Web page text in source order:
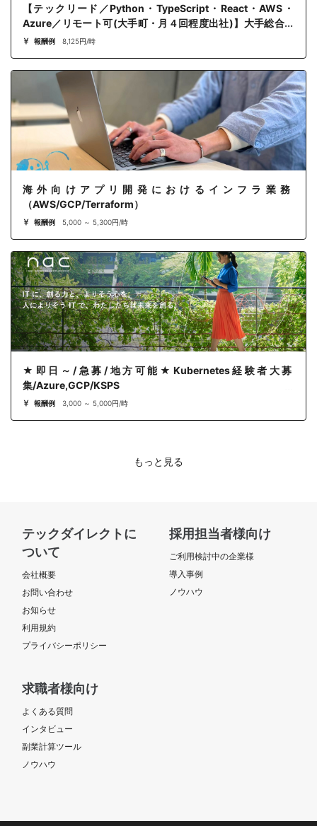
【テックリード／Python・TypeScript・React・AWS・
Azure／リモート可(大手町・月４回程度出社)】大手総合商
社DX・生成AIプロダクト開発支援業務
報酬例 8,125円/時
海外向けアプリ開発におけるインフラ業務
（AWS/GCP/Terraform）
報酬例 5,000 ～ 5,300円/時
★即日～/急募/地方可能★Kubernetes経験者大募
集/Azure,GCP/KSPS
報酬例 3,000 ～ 5,000円/時
もっと見る
テックダイレクトに
ついて
会社概要
お問い合わせ
お知らせ
利用規約
プライバシーポリシー
採用担当者様向け
ご利用検討中の企業様
導入事例
ノウハウ
求職者様向け
よくある質問
インタビュー
副業計算ツール
ノウハウ